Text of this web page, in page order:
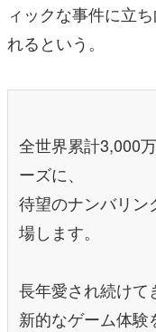
ィックな事件に立
れるという。
全世界累計3,000
ーズに、
待望のナンバリン
場します。
長年愛され続けて
新的なゲーム体験